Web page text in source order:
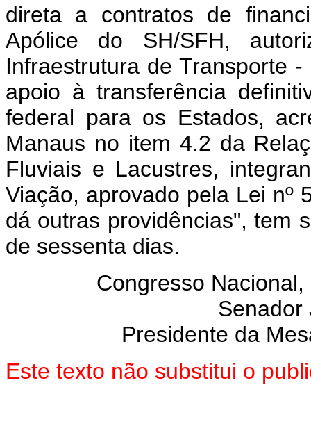
direta a contratos de
Apólice do SH/SFH,
Infraestrutura de Transporte
apoio à transferência
federal para os Estados,
Manaus no item 4.2 da
Fluviais e Lacustres,
Viação, aprovado pela Lei nº
dá outras providências", tem
de sessenta dias.
Congresso
Senador
Presidente da
Este texto não substitui o